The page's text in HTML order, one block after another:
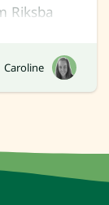
Riksba
Caroline